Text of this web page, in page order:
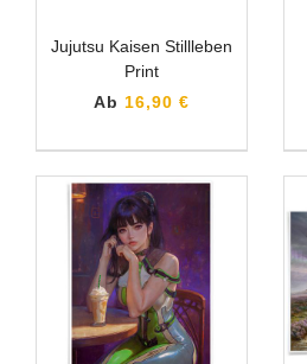
Jujutsu Kaisen Stillleben
Print
Ab 16,90 €